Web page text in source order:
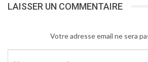
LAISSER UN COMMENTAIRE
Votre adresse email ne sera